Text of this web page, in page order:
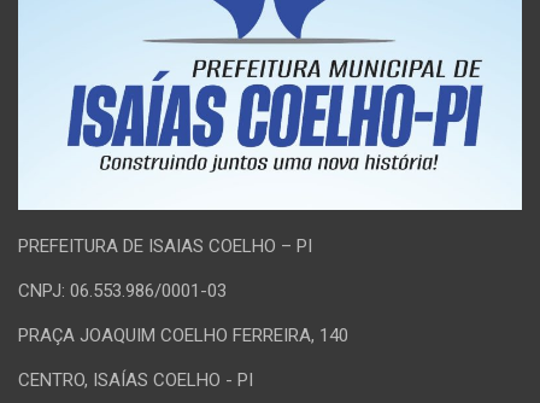
PREFEITURA DE ISAIAS COELHO – PI
CNPJ: 06.553.986/0001-03
PRAÇA JOAQUIM COELHO FERREIRA, 140
CENTRO, ISAÍAS COELHO - PI